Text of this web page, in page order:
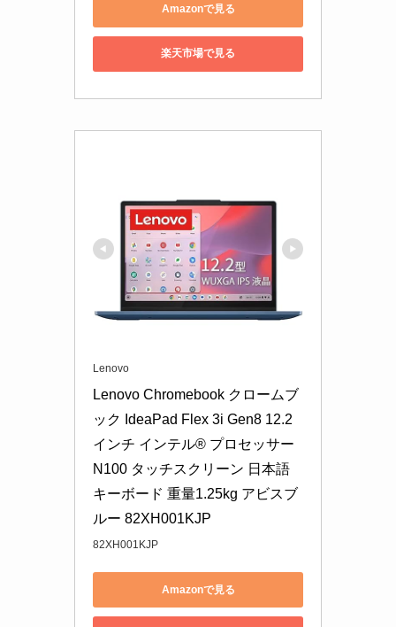
Amazonで見る
楽天市場で見る
Lenovo
Lenovo Chromebook クロームブ
ック IdeaPad Flex 3i Gen8 12.2
インチ インテル® プロセッサー
N100 タッチスクリーン 日本語
キーボード 重量1.25kg アビスブ
ルー 82XH001KJP
82XH001KJP
Amazonで見る